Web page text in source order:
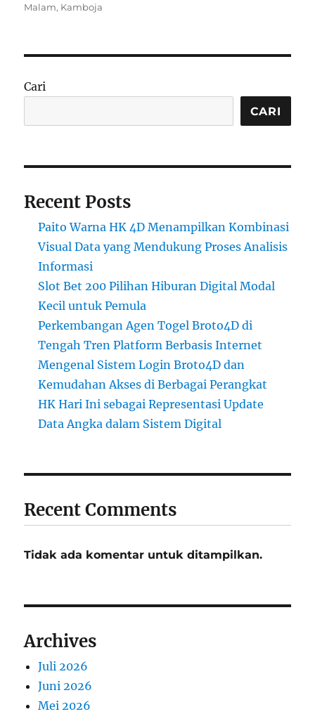
on
Malam, Kamboja
Cari
CARI
Recent Posts
Paito Warna HK 4D Menampilkan Kombinasi
Visual Data yang Mendukung Proses Analisis
Informasi
Slot Bet 200 Pilihan Hiburan Digital Modal
Kecil untuk Pemula
Perkembangan Agen Togel Broto4D di
Tengah Tren Platform Berbasis Internet
Mengenal Sistem Login Broto4D dan
Kemudahan Akses di Berbagai Perangkat
HK Hari Ini sebagai Representasi Update
Data Angka dalam Sistem Digital
Recent Comments
Tidak ada komentar untuk ditampilkan.
Archives
Juli 2026
Juni 2026
Mei 2026